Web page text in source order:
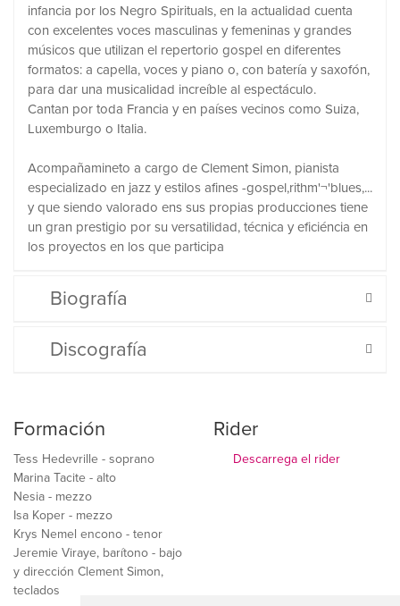
infancia por los Negro Spirituals, en la actualidad cuenta
con excelentes voces masculinas y femeninas y grandes
músicos que utilizan el repertorio gospel en diferentes
formatos: a capella, voces y piano o, con batería y saxofón,
para dar una musicalidad increíble al espectáculo.
Cantan por toda Francia y en países vecinos como Suiza,
Luxemburgo o Italia.
Acompañamineto a cargo de Clement Simon, pianista
especializado en jazz y estilos afines -gospel,rithm'¬'blues,...
y que siendo valorado ens sus propias producciones tiene
un gran prestigio por su versatilidad, técnica y eficiéncia en
los proyectos en los que participa
Biografía
Discografía
Formación
Tess Hedevrille - soprano
Marina Tacite - alto
Nesia - mezzo
Isa Koper - mezzo
Krys Nemel encono - tenor
Jeremie Viraye, barítono - bajo
y dirección Clement Simon,
teclados
Rider
Descarrega el rider